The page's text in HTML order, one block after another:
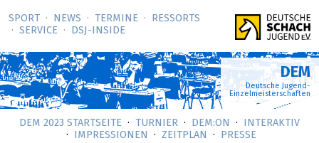
SPORT NEWS TERMINE
RESSORTS
SERVICE
DSJ-­INSIDE
DEM
Deutsche Jugend-
Einzelmeisterschaften
DEM 2023 STARTSEITE TURNIER DEM:ON
INTERAKTIV
IMPRESSIONEN
ZEITPLAN PRESSE